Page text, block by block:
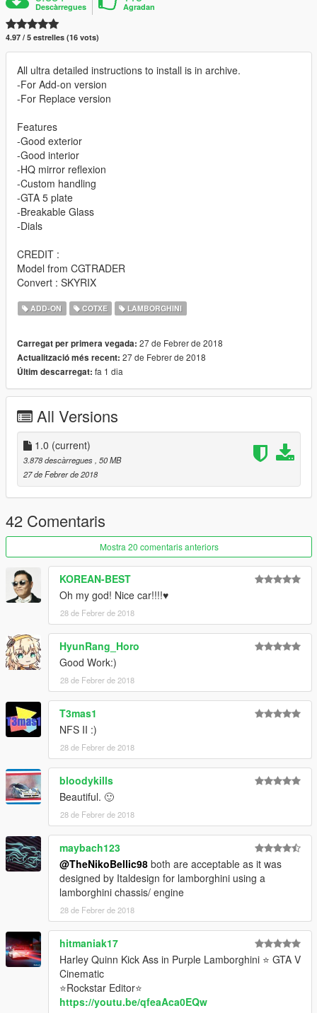
Descàrregues Agradan
4.97 / 5 estrelles (16 vots)
All ultra detailed instructions to install is in archive.
-For Add-on version
-For Replace version
Features
-Good exterior
-Good interior
-HQ mirror reflexion
-Custom handling
-GTA 5 plate
-Breakable Glass
-Dials
CREDIT :
Model from CGTRADER
Convert : SKYRIX
ADD-ON COTXE LAMBORGHINI
Carregat per primera vegada: 27 de Febrer de 2018
Actualització més recent: 27 de Febrer de 2018
Últim descarregat: fa 1 dia
All Versions
1.0 (current)
3.878 descàrregues , 50 MB
27 de Febrer de 2018
42 Comentaris
Mostra 20 comentaris anteriors
KOREAN-BEST
Oh my god! Nice car!!!!♥
28 de Febrer de 2018
HyunRang_Horo
Good Work:)
28 de Febrer de 2018
T3mas1
NFS II :)
28 de Febrer de 2018
bloodykills
Beautiful. 🙂
28 de Febrer de 2018
maybach123
@TheNikoBellic98 both are acceptable as it was
designed by Italdesign for lamborghini using a
lamborghini chassis/ engine
28 de Febrer de 2018
hitmaniak17
Harley Quinn Kick Ass in Purple Lamborghini ⭐ GTA V
Cinematic
⭐Rockstar Editor⭐
https://youtu.be/qfeaAca0EQw